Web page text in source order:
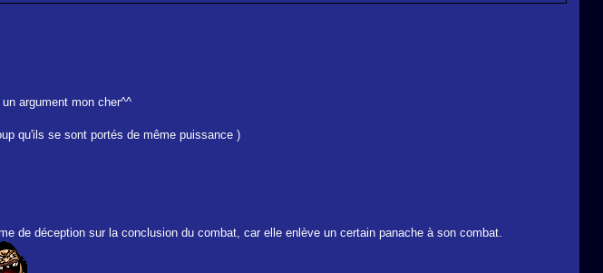
argument mon cher^^
qu'ils se sont portés de même puissance )
de déception sur la conclusion du combat, car elle enlève un certain panache à son combat.